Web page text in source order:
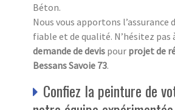
Béton.
Nous vous apportons l’assurance
fiable et de qualité. N’hésitez pas
demande de devis pour projet de
Bessans Savoie 73.
Confiez la peinture de